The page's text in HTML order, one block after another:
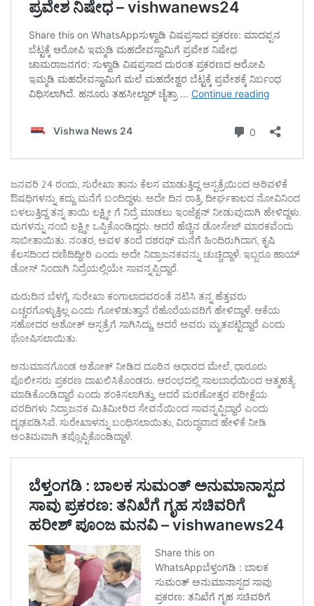
ಜನವರಿ 24 ರಂದು, ಸುರೇಖಾ ತಾನು ಕೆಲಸ ಮಾಡುತ್ತಿದ್ದ ಆಸ್ಪತ್ರೆಯಿಂದ ಅರಿವಳಿಕೆ
ಔಷಧಿಗಳನ್ನು ಕದ್ದು ಮನೆಗೆ ಬಂದಿದ್ದಳು. ಅದೇ ದಿನ ರಾತ್ರಿ, ದೀರ್ಘಕಾಲದ ನೋವಿನಿಂದ
ಬಳಲುತ್ತಿದ್ದ ತನ್ನ ತಾಯಿ ಲಕ್ಷ್ಮೀ ಗೆ ನಿದ್ರೆ ಮಾಡಲು ಇಂಜೆಕ್ಷನ್ ನೀಡುವುದಾಗಿ ಹೇಳಿದ್ದಳು.
ಮಗಳನ್ನು ನಂಬಿ ಲಕ್ಷ್ಮೀ ಒಪ್ಪಿಕೊಂಡಿದ್ದರು. ಆದರೆ ಹೆಚ್ಚಿನ ಡೋಸೇಜ್ ಮಾರಕವೆಂದು
ಸಾಬೀತಾಯಿತು. ನಂತರ, ಅವಳ ತಂದೆ ದಶರಥ್ ಮನೆಗೆ ಹಿಂದಿರುಗಿದಾಗ, ಕೃಷಿ
ಕೆಲಸದಿಂದ ದಣಿದಿದ್ದೀರಿ ಎಂದು ಅದೇ ನಿದ್ರಾಜನಕವನ್ನು ಚುಚ್ಚಿದ್ದಾಳೆ. ಇಬ್ಬರೂ ಹಾಯ್
ಡೋಸ್ ನಿಂದಾಗಿ ನಿದ್ರೆಯಲ್ಲಿಯೇ ಸಾವನ್ನಪ್ಪಿದ್ದಾರೆ.
ಮರುದಿನ ಬೆಳಗ್ಗೆ, ಸುರೇಖಾ ಕಂಗಾಲಾದವರಂತೆ ನಟಿಸಿ ತನ್ನ ಹೆತ್ತವರು
ಎಚ್ಚರಗೊಳ್ಳುತ್ತಿಲ್ಲ ಎಂದು ಗೋಳಿಡುತ್ತಾನೆ ರೆಹೊರೆಯವರಿಗೆ ಹೇಳಿದ್ದಾಳೆ. ಆಕೆಯ
ಸಹೋದರ ಅಶೋಕ್ ಆಸ್ಪತ್ರೆಗೆ ಸಾಗಿಸಿದ್ದು, ಆದರೆ ಅವರು ಮೃತಪಟ್ಟಿದ್ದಾರೆ ಎಂದು
ಘೋಷಿಸಲಾಯಿತು.
ಅನುಮಾನಗೊಂಡ ಅಶೋಕ್ ನೀಡಿದ ದೂರಿನ ಆಧಾರದ ಮೇಲೆ, ಧಾರೂರು
ಪೊಲೀಸರು ಪ್ರಕರಣ ದಾಖಲಿಸಿಕೊಂಡರು. ಆರಂಭದಲ್ಲಿ ಸಾಲಬಾಧೆಯಿಂದ ಆತ್ಮಹತ್ಯೆ
ಮಾಡಿಕೊಂಡಿದ್ದಾರೆ ಎಂದು ಶಂಕಿಸಲಾಗಿತ್ತು, ಆದರೆ ಮರಣೋತ್ತರ ಪರೀಕ್ಷೆಯ
ವರದಿಗಳು ನಿದ್ರಾಜನಕ ಮಿತಿಮೀರಿದ ಸೇವನೆಯಿಂದ ಸಾವನ್ನಪ್ಪಿದ್ದಾರೆ ಎಂದು
ದೃಢಪಡಿಸಿವೆ. ಸುರೇಖಾಳನ್ನು ಬಂಧಿಸಲಾಯಿತು, ವಿರುದ್ಧವಾದ ಹೇಳಿಕೆ ನೀಡಿ
ಅಂತಿಮವಾಗಿ ತಪ್ಲೊಪ್ಪಿಕೊಂಡಿದ್ದಾಳೆ.